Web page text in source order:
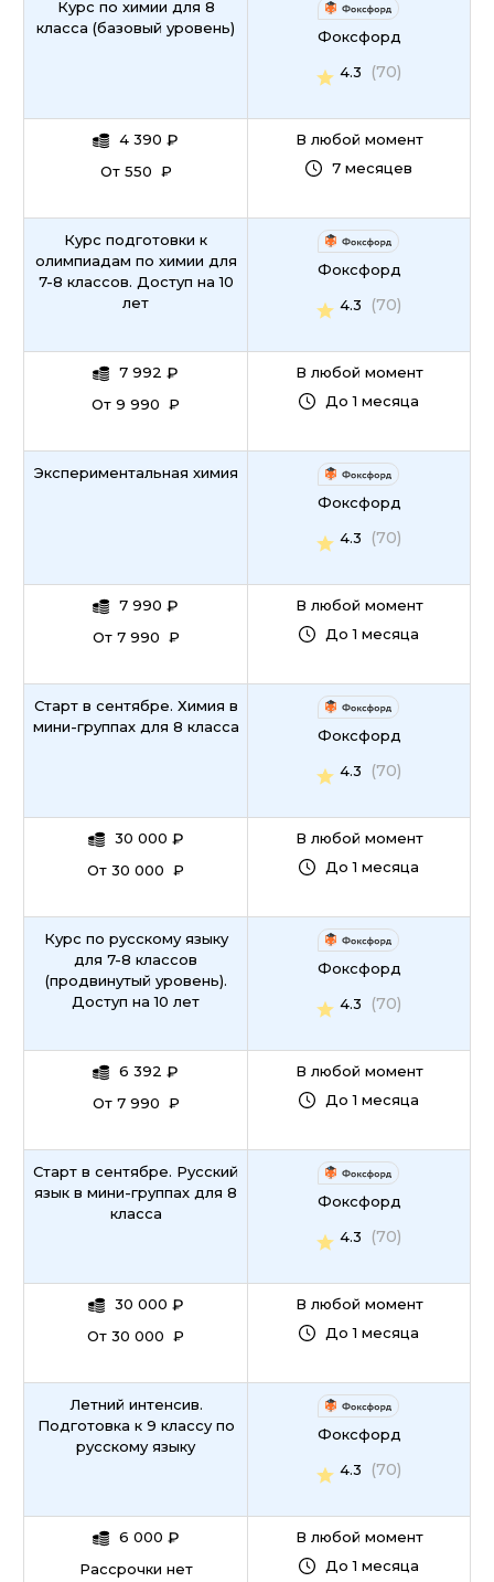
Курс по химии для 8
класса (базовый уровень)
4 390 ₽
От 550 ₽
Фоксфорд
4.3
(70)
В любой момент
7 месяцев
Курс подготовки к
олимпиадам по химии для
7-8 классов. Доступ на 10
лет
7 992 ₽
От 9 990 ₽
Фоксфорд
4.3
(70)
В любой момент
До 1 месяца
Экспериментальная химия
7 990 ₽
От 7 990 ₽
Фоксфорд
4.3
(70)
В любой момент
До 1 месяца
Старт в сентябре. Химия в
мини-группах для 8 класса
30 000 ₽
От 30 000 ₽
Фоксфорд
4.3
(70)
В любой момент
До 1 месяца
Курс по русскому языку
для 7-8 классов
(продвинутый уровень).
Доступ на 10 лет
6 392 ₽
От 7 990 ₽
Фоксфорд
4.3
(70)
В любой момент
До 1 месяца
Старт в сентябре. Русский
язык в мини-группах для 8
класса
30 000 ₽
От 30 000 ₽
Фоксфорд
4.3
(70)
В любой момент
До 1 месяца
Летний интенсив.
Подготовка к 9 классу по
русскому языку
6 000 ₽
Рассрочки нет
Фоксфорд
4.3
(70)
В любой момент
До 1 месяца